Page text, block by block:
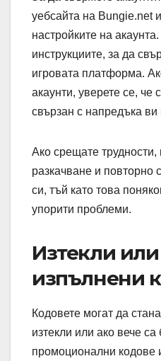
уебсайта на Bungie.net
настройките на
инструкциите, за да
игровата платформа.
акаунти, уверете се, че
свързан с напредъка ви
Ако срещате трудности,
разкачване и повторно
си, тъй като това
упорити проблеми.
Изтекли
изпълнени
Кодовете могат да
изтекли или ако вече
промоционални кодове